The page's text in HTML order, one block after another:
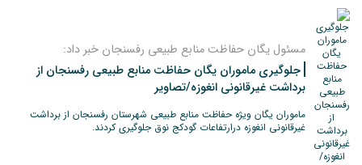
مسئول یگان حفاظت منابع طبیعی رفسنجان خبر داد:
جلوگیری ماموران یگان حفاظت منابع طبیعی رفسنجان از
برداشت غیرقانونی انغوزه/تصاویر
ماموران یگان ویژه حفاظت منابع طبیعی شهرستان رفسنجان از برداشت
غیرقانونی انغوزه درارتفاعات گودکج نوق جلوگیری کردند.